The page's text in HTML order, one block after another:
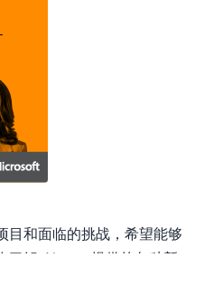
目和面临的挑战，希望能够
了解 Altova 提供的各种新